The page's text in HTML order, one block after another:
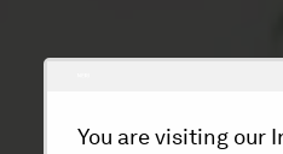
You are visiting our